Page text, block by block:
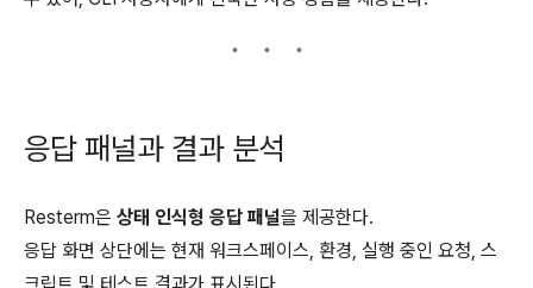
응답 패널과 결과 분석
Resterm은 상태 인식형 응답 패널을 제공한다.
응답 화면 상단에는 현재 워크스페이스, 환경, 실행 중인 요청, 스